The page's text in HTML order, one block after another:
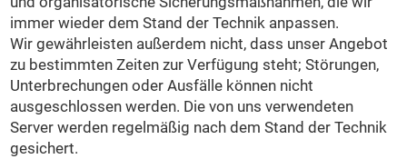
immer wieder dem Stand der Technik anpassen.
Wir gewährleisten außerdem nicht, dass unser Angebot
zu bestimmten Zeiten zur Verfügung steht; Störungen,
Unterbrechungen oder Ausfälle können nicht
ausgeschlossen werden. Die von uns verwendeten
Server werden regelmäßig nach dem Stand der Technik
gesichert.